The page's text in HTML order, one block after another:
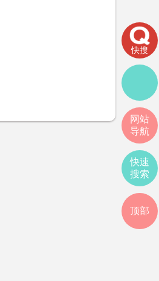
快搜
网站
导航
快速
搜索
顶部